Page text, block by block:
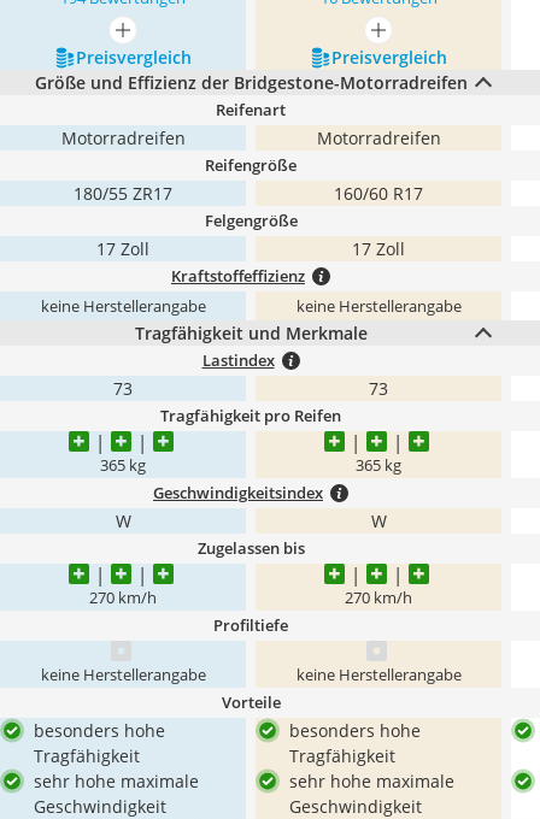
mehr anzeigen
mehr anzeigen
Preis­vergleich
Preis­vergleich
Größe und Effizienz der Bridgestone-Motorradreifen
Reifenart
Motorradreifen Motorradreifen
Reifengröße
180/55 ZR17 160/60 R17
Felgengröße
17 Zoll 17 Zoll
Kraftstoffeffizienz
keine Herstellerangabe keine Herstellerangabe
Tragfähigkeit und Merkmale
Lastindex
73 73
Tragfähigkeit pro Reifen
365 kg 365 kg
Geschwindigkeitsindex
W W
Zugelassen bis
270 km/h 270 km/h
Profiltiefe
keine Herstellerangabe keine Herstellerangabe
Vorteile
besonders hohe
Tragfähigkeit
sehr hohe maximale
Geschwindigkeit
besonders hohe
Tragfähigkeit
sehr hohe maximale
Geschwindigkeit